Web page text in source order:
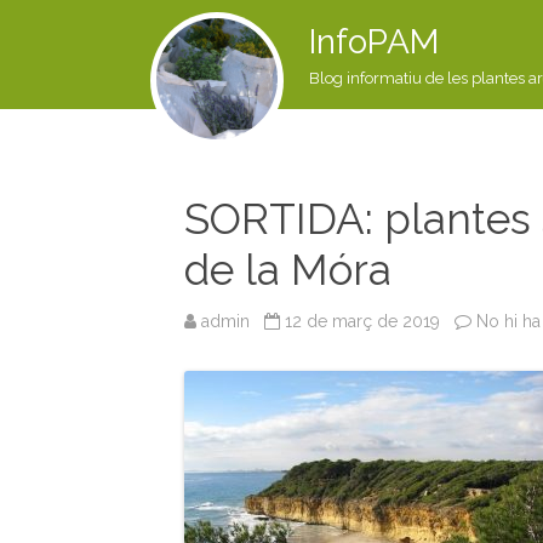
InfoPAM
Blog informatiu de les plantes
SORTIDA:
de la Móra
admin 12 de març de 2019 No hi